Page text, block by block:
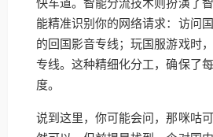
快车道。智能分流技术则扮演了
能精准识别你的网络请求：访问
的回国影音专线；玩国服游戏时
专线。这种精细化分工，确保了
度。
说到这里，你可能会问，那咪咕